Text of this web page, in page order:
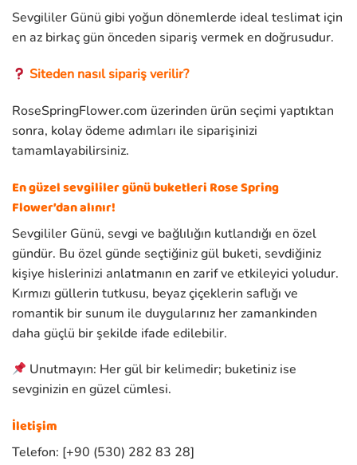
Sevgililer Günü gibi yoğun dönemlerde ideal teslimat için
en az birkaç gün önceden sipariş vermek en doğrusudur.
Siteden nasıl sipariş verilir?
RoseSpringFlower.com üzerinden ürün seçimi yaptıktan
sonra, kolay ödeme adımları ile siparişinizi
tamamlayabilirsiniz.
En güzel sevgililer günü buketleri Rose Spring
Flower’dan alınır!
Sevgililer Günü, sevgi ve bağlılığın kutlandığı en özel
gündür. Bu özel günde seçtiğiniz gül buketi, sevdiğiniz
kişiye hislerinizi anlatmanın en zarif ve etkileyici yoludur.
Kırmızı güllerin tutkusu, beyaz çiçeklerin saflığı ve
romantik bir sunum ile duygularınız her zamankinden
daha güçlü bir şekilde ifade edilebilir.
Unutmayın: Her gül bir kelimedir; buketiniz ise
sevginizin en güzel cümlesi.
İletişim
Telefon: [+90 (530) 282 83 28]